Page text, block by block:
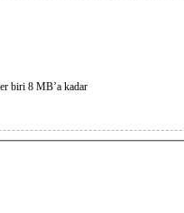
biri 8 MB’a kadar